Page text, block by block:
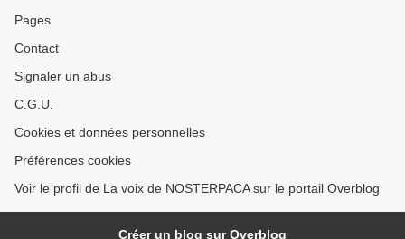
Pages
Contact
Signaler un abus
C.G.U.
Cookies et données personnelles
Préférences cookies
Voir le profil de La voix de NOSTERPACA sur le portail Overblog
Créer un blog sur Overblog